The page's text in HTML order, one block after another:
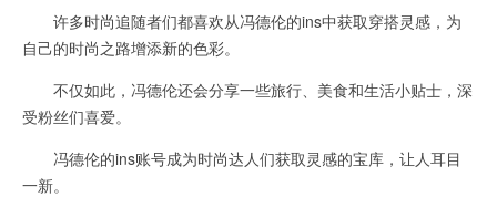
许多时尚追随者们都喜欢从冯德伦的ins中获取穿搭灵感，为
自己的时尚之路增添新的色彩。
不仅如此，冯德伦还会分享一些旅行、美食和生活小贴士，深
受粉丝们喜爱。
冯德伦的ins账号成为时尚达人们获取灵感的宝库，让人耳目
一新。